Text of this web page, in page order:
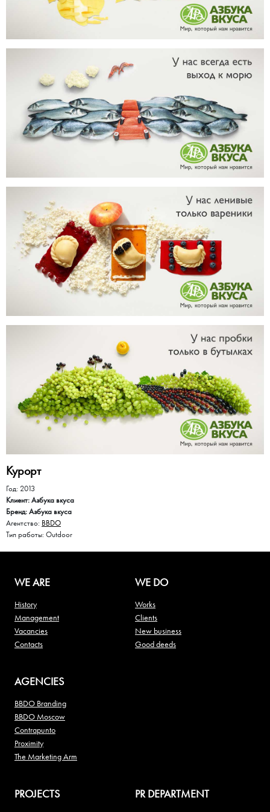
Курорт
Год: 2013
Клиент: Азбука вкуса
Бренд: Азбука вкуса
Агентство: BBDO
Тип работы: Outdoor
WE ARE
History
Management
Vacancies
Contacts
WE DO
Works
Clients
New business
Good deeds
AGENCIES
BBDO Branding
BBDO Moscow
Contrapunto
Proximity
The Marketing Arm
PROJECTS PR DEPARTMENT